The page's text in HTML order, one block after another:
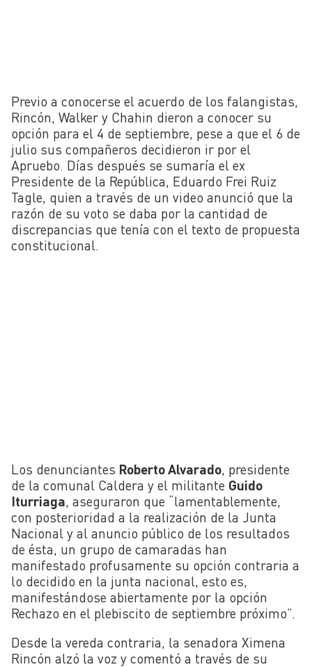
Previo a conocerse el acuerdo de los falangistas,
Rincón, Walker y Chahin dieron a conocer su
opción para el 4 de septiembre, pese a que el 6 de
julio sus compañeros decidieron ir por el
Apruebo. Días después se sumaría el ex
Presidente de la República, Eduardo Frei Ruiz
Tagle, quien a través de un video anunció que la
razón de su voto se daba por la cantidad de
discrepancias que tenía con el texto de propuesta
constitucional.
Los denunciantes Roberto Alvarado, presidente
de la comunal Caldera y el militante Guido
Iturriaga, aseguraron que “lamentablemente,
con posterioridad a la realización de la Junta
Nacional y al anuncio público de los resultados
de ésta, un grupo de camaradas han
manifestado profusamente su opción contraria a
lo decidido en la junta nacional, esto es,
manifestándose abiertamente por la opción
Rechazo en el plebiscito de septiembre próximo”.
Desde la vereda contraria, la senadora Ximena
Rincón alzó la voz y comentó a través de su